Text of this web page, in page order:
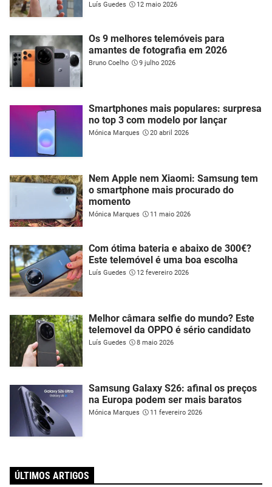
Luís Guedes 12 maio 2026
Os 9 melhores telemóveis para
amantes de fotografia em 2026
Bruno Coelho 9 julho 2026
Smartphones mais populares: surpresa
no top 3 com modelo por lançar
Mónica Marques 20 abril 2026
Nem Apple nem Xiaomi: Samsung tem
o smartphone mais procurado do
momento
Mónica Marques 11 maio 2026
Com ótima bateria e abaixo de 300€?
Este telemóvel é uma boa escolha
Luís Guedes 12 fevereiro 2026
Melhor câmara selfie do mundo? Este
telemovel da OPPO é sério candidato
Luís Guedes 8 maio 2026
Samsung Galaxy S26: afinal os preços
na Europa podem ser mais baratos
Mónica Marques 11 fevereiro 2026
ÚLTIMOS ARTIGOS